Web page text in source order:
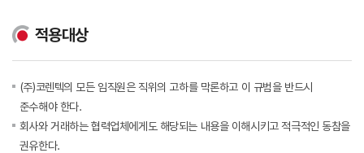
적용대상
(주)코렌텍의 모든 임직원은 직위의 고하를 막론하고 이 규범을 반드시
준수해야 한다.
회사와 거래하는 협력업체에게도 해당되는 내용을 이해시키고 적극적인 동참을
권유한다.